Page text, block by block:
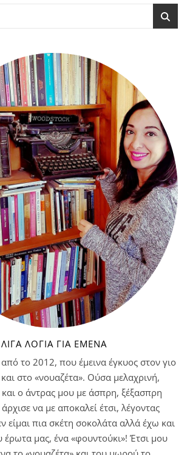
ΛΊΓΑ ΛΌΓΙΑ ΓΙΑ ΕΜΈΝΑ
το 2012, που έμεινα έγκυος στον γιο
στο «νουαζέτα». Ούσα μελαχρινή,
και ο άντρας μου με άσπρη, ξέξασπρη
να με αποκαλεί έτσι, λέγοντας
είμαι πια σκέτη σοκολάτα αλλά έχω και
έρωτα μας, ένα «φουντούκι»! Έτσι μου